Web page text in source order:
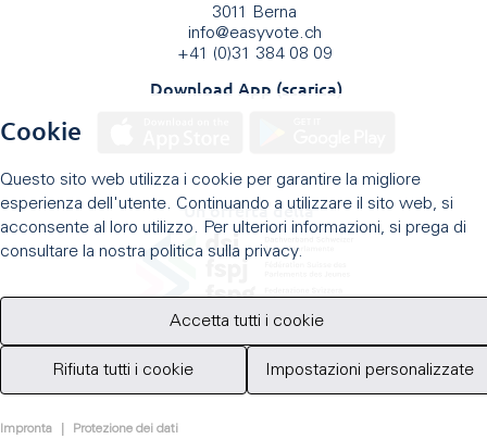
3011 Berna
info@easyvote.ch
+41 (0)31 384 08 09
Download App (scarica)
Un'offerta della
Cookie
Questo sito web utilizza i cookie per garantire la migliore
esperienza dell'utente. Continuando a utilizzare il sito web, si
acconsente al loro utilizzo. Per ulteriori informazioni, si prega di
consultare la nostra politica sulla privacy.
Accetta tutti i cookie
Rifiuta tutti i cookie Impostazioni personalizzate
Impronta Protezione dei dati